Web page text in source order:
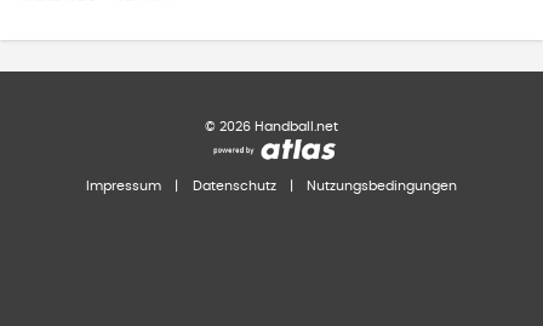
© 2026 Handball.net
Impressum Datenschutz Nutzungsbedingungen